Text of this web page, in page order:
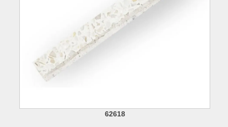
62618